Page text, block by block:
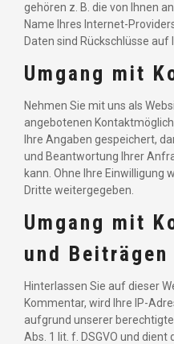
gehören z. B. die von Ihnen
Name Ihres Internet-
Daten sind Rückschlüsse
Umgang mit
Nehmen Sie mit uns als
angebotenen
Ihre Angaben gespeichert,
und Beantwortung Ihrer
kann. Ohne Ihre Einwilligung
Dritte weitergegeben.
Umgang mit
und Beiträgen
Hinterlassen Sie auf dieser
Kommentar, wird Ihre IP-
aufgrund unserer
Abs. 1 lit. f. DSGVO und